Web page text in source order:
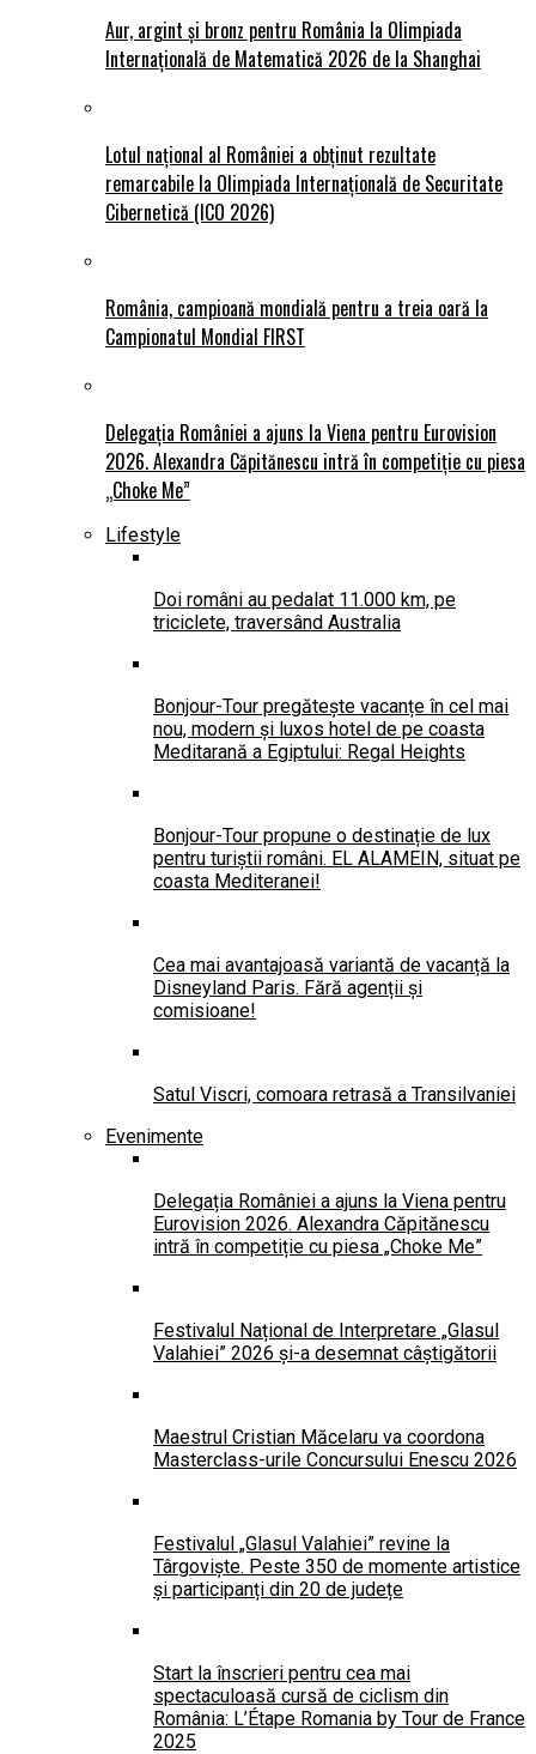
Aur, argint și bronz pentru România la Olimpiada
Internațională de Matematică 2026 de la Shanghai
Lotul național al României a obținut rezultate
remarcabile la Olimpiada Internațională de Securitate
Cibernetică (ICO 2026)
România, campioană mondială pentru a treia oară la
Campionatul Mondial FIRST
Delegația României a ajuns la Viena pentru Eurovision
2026. Alexandra Căpitănescu intră în competiție cu piesa
„Choke Me”
Lifestyle
Doi români au pedalat 11.000 km, pe
triciclete, traversând Australia
Bonjour-Tour pregătește vacanțe în cel mai
nou, modern și luxos hotel de pe coasta
Meditarană a Egiptului: Regal Heights
Bonjour-Tour propune o destinație de lux
pentru turiștii români. EL ALAMEIN, situat pe
coasta Mediteranei!
Cea mai avantajoasă variantă de vacanță la
Disneyland Paris. Fără agenții și
comisioane!
Satul Viscri, comoara retrasă a Transilvaniei
Evenimente
Delegația României a ajuns la Viena pentru
Eurovision 2026. Alexandra Căpitănescu
intră în competiție cu piesa „Choke Me”
Festivalul Național de Interpretare „Glasul
Valahiei” 2026 și-a desemnat câștigătorii
Maestrul Cristian Măcelaru va coordona
Masterclass-urile Concursului Enescu 2026
Festivalul „Glasul Valahiei” revine la
Târgoviște. Peste 350 de momente artistice
și participanți din 20 de județe
Start la înscrieri pentru cea mai
spectaculoasă cursă de ciclism din
România: L’Étape Romania by Tour de France
2025